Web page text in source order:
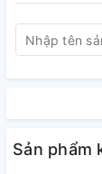
Sản phẩm